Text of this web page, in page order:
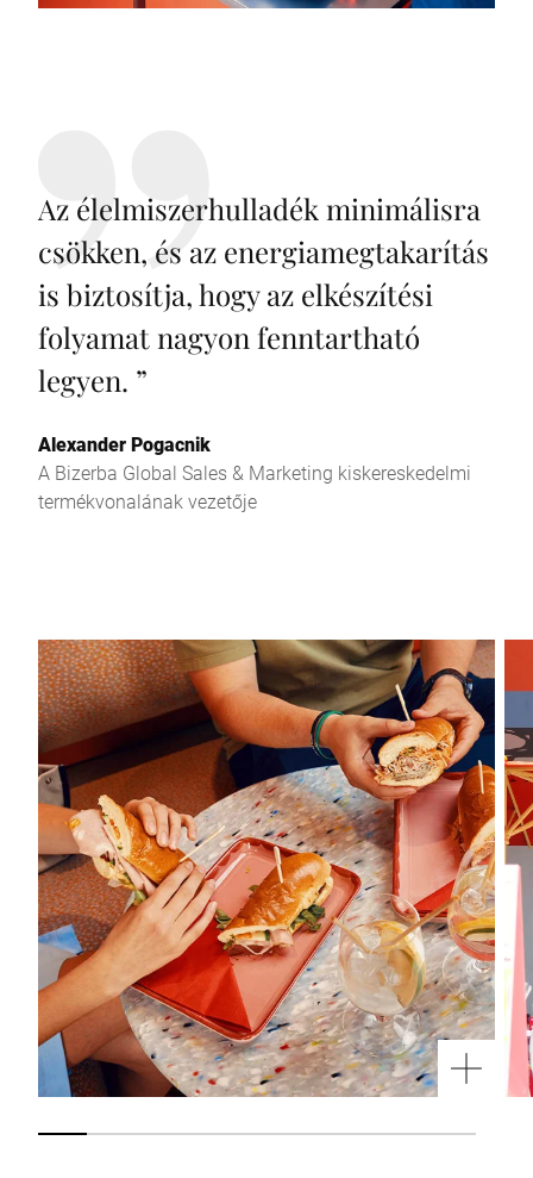
Az élelmiszerhulladék minimálisra
csökken, és az energiamegtakarítás
is biztosítja, hogy az elkészítési
folyamat nagyon fenntartható
legyen. ”
Alexander Pogacnik
A Bizerba Global Sales & Marketing kiskereskedelmi
termékvonalának vezetője